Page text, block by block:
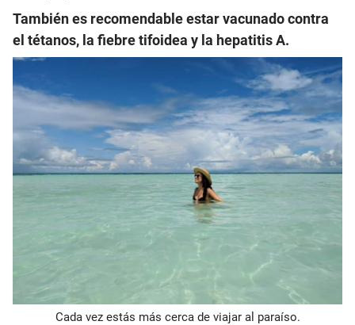
También es recomendable estar vacunado contra
el tétanos, la fiebre tifoidea y la hepatitis A.
Cada vez estás más cerca de viajar al paraíso.